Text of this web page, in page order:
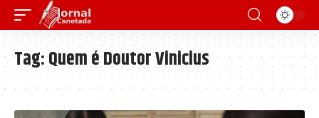
Tag:Quem é Doutor Vinicius